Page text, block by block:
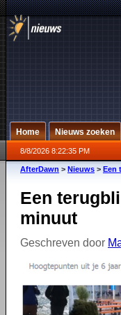
Home Nieuws zoeken
8/8/2026 8:22:35 PM
AfterDawn > Nieuws > Een
Een
minuut
Geschreven door